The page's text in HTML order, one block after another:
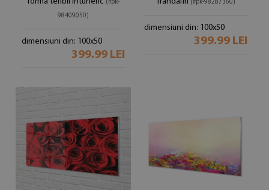
(#pk-
98409050)
dimensiuni din: 100x50
399.99 LEI
(#pk-98287360)
dimensiuni din: 100x50
399.99 LEI